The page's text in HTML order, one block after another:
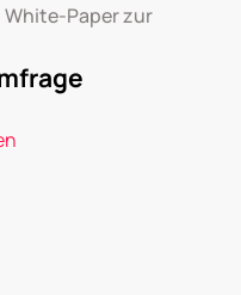
White-Paper zur